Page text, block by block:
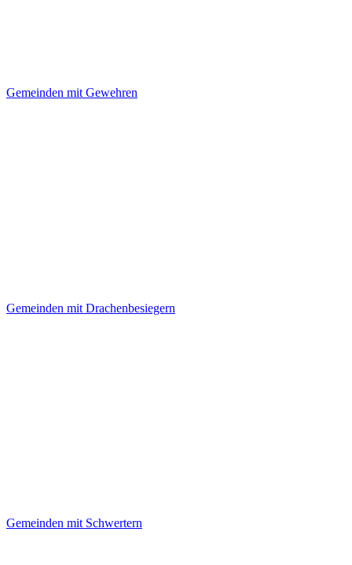
Gemeinden mit Gewehren
Gemeinden mit Drachenbesiegern
Gemeinden mit Schwertern